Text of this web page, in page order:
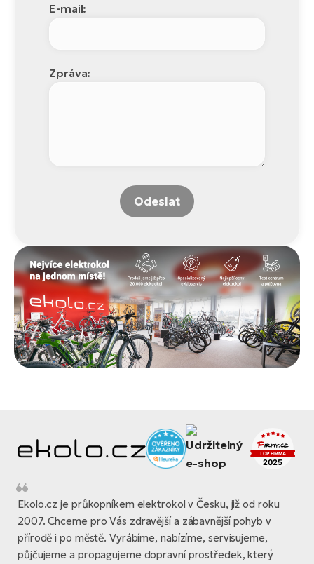
E-mail:
Zpráva:
Odeslat
Ekolo.cz je průkopníkem elektrokol v Česku, již od roku
2007. Chceme pro Vás zdravější a zábavnější pohyb v
přírodě i po městě. Vyrábíme, nabízíme, servisujeme,
půjčujeme a propagujeme dopravní prostředek, který